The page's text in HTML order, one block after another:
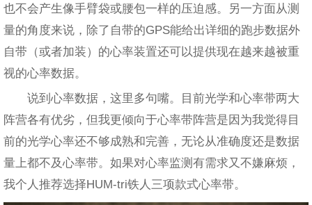
也不会产生像手臂袋或腰包一样的压迫感。另一方面从测
量的角度来说，除了自带的GPS能给出详细的跑步数据外
自带（或者加装）的心率装置还可以提供现在越来越被重
视的心率数据。
说到心率数据，这里多句嘴。目前光学和心率带两大
阵营各有优劣，但我更倾向于心率带阵营是因为我觉得目
前的光学心率还不够成熟和完善，无论从准确度还是数据
量上都不及心率带。如果对心率监测有需求又不嫌麻烦，
我个人推荐选择HUM-tri铁人三项款式心率带。